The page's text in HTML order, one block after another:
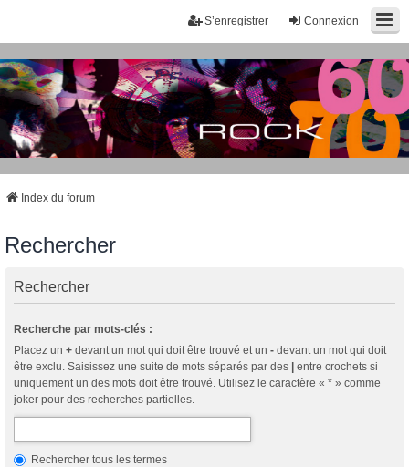
Connexion
S’enregistrer
Index du forum
Rechercher
Rechercher
Recherche par mots-clés :
Placez un + devant un mot qui doit être trouvé et un - devant un mot qui doit
être exclu. Saisissez une suite de mots séparés par des | entre crochets si
uniquement un des mots doit être trouvé. Utilisez le caractère « * » comme
joker pour des recherches partielles.
Rechercher tous les termes